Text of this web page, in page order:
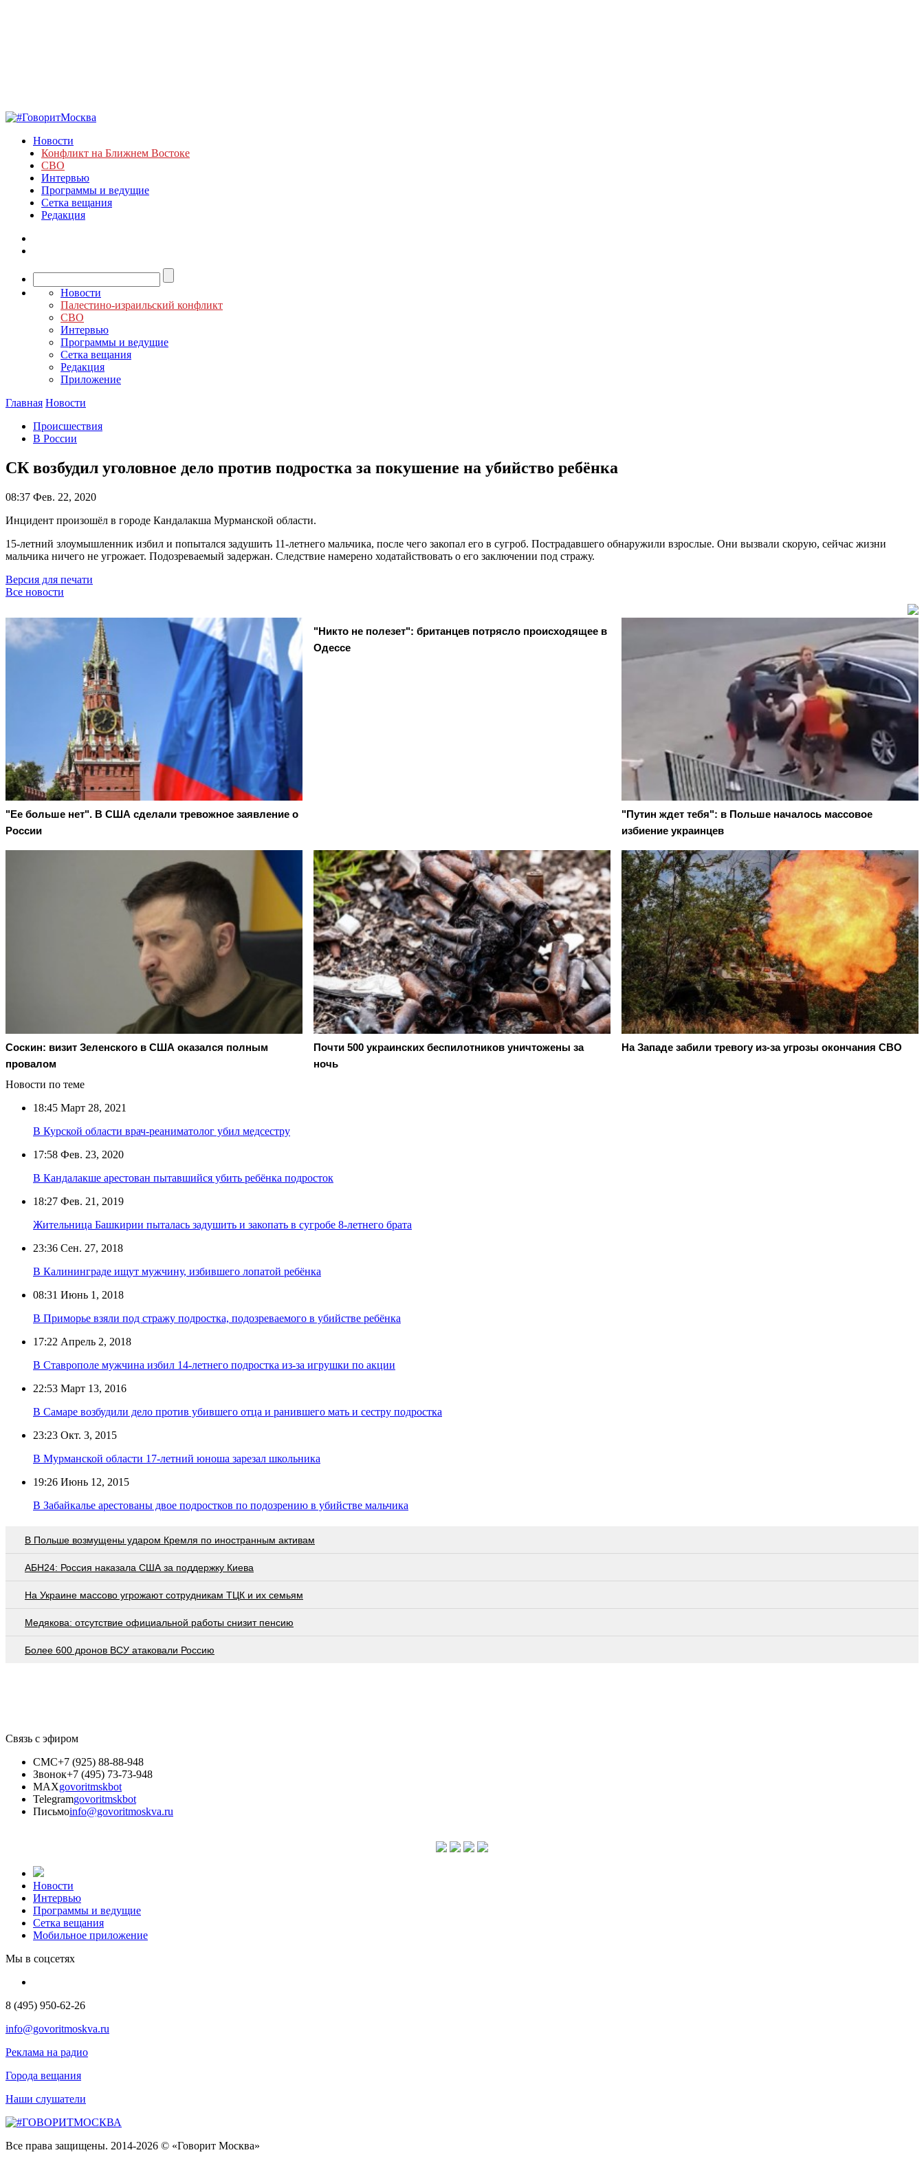
Новости
Конфликт на Ближнем Востоке
СВО
Интервью
Программы и ведущие
Сетка вещания
Редакция
Новости
Палестино-израильский конфликт
СВО
Интервью
Программы и ведущие
Сетка вещания
Редакция
Приложение
Главная Новости
Происшествия
В России
СК возбудил уголовное дело против подростка за покушение на убийство ребёнка
08:37 Фев. 22, 2020
Инцидент произошёл в городе Кандалакша Мурманской области.
15-летний злоумышленник избил и попытался задушить 11-летнего мальчика, после чего закопал его в сугроб. Пострадавшего обнаружили взрослые. Они вызвали скорую, сейчас жизни
мальчика ничего не угрожает. Подозреваемый задержан. Следствие намерено ходатайствовать о его заключении под стражу.
Версия для печати
Все новости
"Ее больше нет". В США сделали тревожное заявление о
России
"Никто не полезет": британцев потрясло происходящее в
Одессе
"Путин ждет тебя": в Польше началось массовое
избиение украинцев
Соскин: визит Зеленского в США оказался полным
провалом
Почти 500 украинских беспилотников уничтожены за
ночь
На Западе забили тревогу из-за угрозы окончания СВО
Новости по теме
18:45 Март 28, 2021
В Курской области врач-реаниматолог убил медсестру
17:58 Фев. 23, 2020
В Кандалакше арестован пытавшийся убить ребёнка подросток
18:27 Фев. 21, 2019
Жительница Башкирии пыталась задушить и закопать в сугробе 8-летнего брата
23:36 Сен. 27, 2018
В Калининграде ищут мужчину, избившего лопатой ребёнка
08:31 Июнь 1, 2018
В Приморье взяли под стражу подростка, подозреваемого в убийстве ребёнка
17:22 Апрель 2, 2018
В Ставрополе мужчина избил 14-летнего подростка из-за игрушки по акции
22:53 Март 13, 2016
В Самаре возбудили дело против убившего отца и ранившего мать и сестру подростка
23:23 Окт. 3, 2015
В Мурманской области 17-летний юноша зарезал школьника
19:26 Июнь 12, 2015
В Забайкалье арестованы двое подростков по подозрению в убийстве мальчика
В Польше возмущены ударом Кремля по иностранным активам
АБН24: Россия наказала США за поддержку Киева
На Украине массово угрожают сотрудникам ТЦК и их семьям
Медякова: отсутствие официальной работы снизит пенсию
Более 600 дронов ВСУ атаковали Россию
Связь с эфиром
СМС+7 (925) 88-88-948
Звонок+7 (495) 73-73-948
MAXgovoritmskbot
Telegramgovoritmskbot
Письмоinfo@govoritmoskva.ru
Новости
Интервью
Программы и ведущие
Сетка вещания
Мобильное приложение
Мы в соцсетях
8 (495) 950-62-26
info@govoritmoskva.ru
Реклама на радио
Города вещания
Наши слушатели
Все права защищены. 2014-2026 © «Говорит Москва»